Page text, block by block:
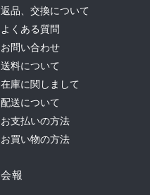
返品、交換について
よくある質問
お問い合わせ
送料について
在庫に関しまして
配送について
お支払いの方法
お買い物の方法
会報